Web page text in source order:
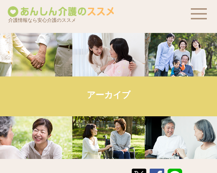
介護情報なら安心介護のススメ
アーカイブ